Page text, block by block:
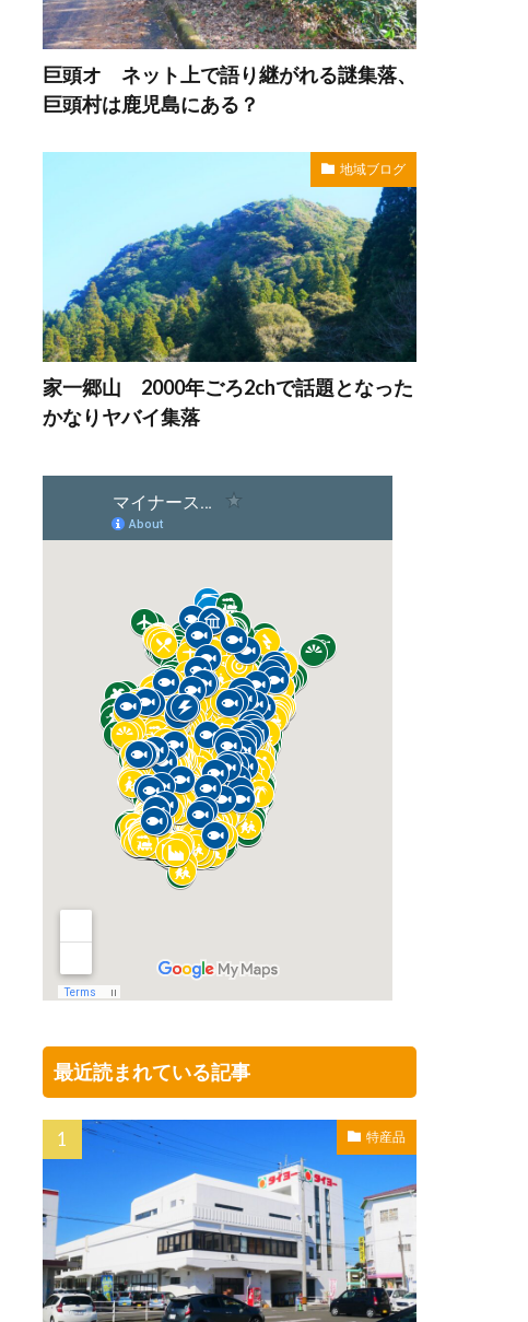
巨頭オ ネット上で語り継がれる謎集落、
巨頭村は鹿児島にある？
地域ブログ
家一郷山 2000年ごろ2chで話題となった
かなりヤバイ集落
最近読まれている記事
特産品